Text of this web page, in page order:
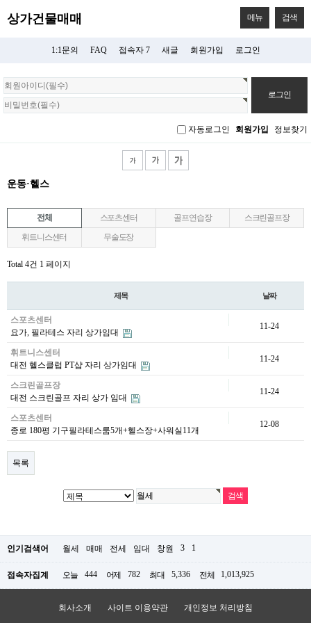
상가건물매매 메뉴 검색
1:1문의 FAQ 접속자 7 새글 회원가입 로그인
회
원
로
자동로그인 회원가입 정보찾기
운동·헬스
전체 스포츠센터 골프연습장
스크린골프장
휘트니스센터
무술도장
Total 4건 1 페이지
제목 날짜
스포츠센터
요가, 필라테스 자리 상가임대
11-24
휘트니스센터
대전 헬스클럽 PT샵 자리 상가임대
11-24
스크린골프장
대전 스크린골프 자리 상가 임대
11-24
스포츠센터
종로 180평 기구필라테스룸5개+헬스장+사워실11개
12-08
목록
인기검색어 월세 매매 전세 임대 창원 3 1
접속자집계 오늘 444 어제 782 최대 5,336 전체 1,013,925
회사소개 사이트 이용약관 개인정보 처리방침